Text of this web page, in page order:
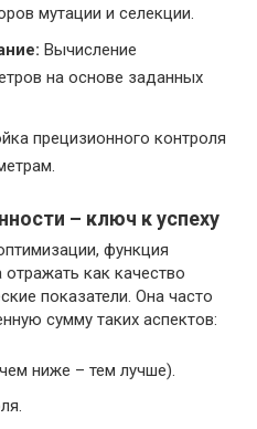
мутации и селекции.
Вычисление
на основе заданных
прецизионного контроля
– ключ к успеху
функция
как качество
показатели. Она часто
сумму таких аспектов:
ниже – тем лучше).